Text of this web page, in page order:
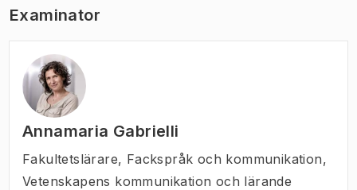
Examinator
Annamaria Gabrielli
Fakultetslärare, Fackspråk och kommunikation,
Vetenskapens kommunikation och lärande